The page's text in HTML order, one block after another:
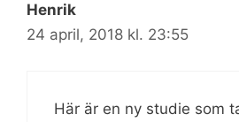
Henrik
24 april, 2018 kl. 23:55
Här är en ny studie som